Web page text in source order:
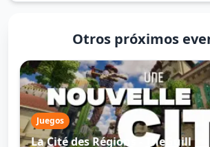
Otros próximos
Juegos
La Cité des Régions - TheGuill